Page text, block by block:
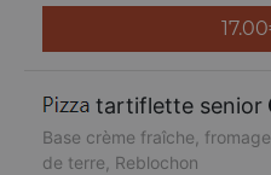
17.00
tartiflette senior
Base crème fraîche,
de terre, Reblochon